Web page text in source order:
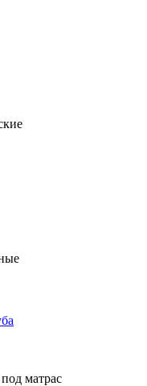
матрас